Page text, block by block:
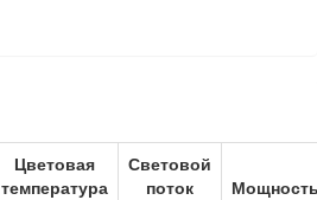
Цветовая
температура
Световой
поток